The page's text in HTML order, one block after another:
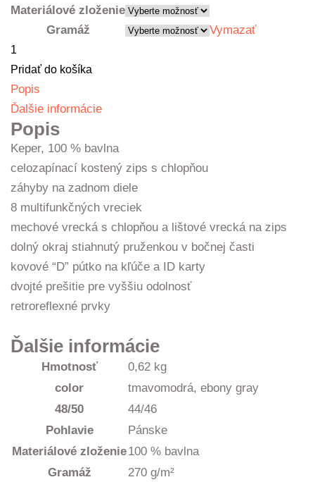
Materiálové zloženie
Gramáž
Vymazať
množstvo
Pracovná
vesta
pánska
Pridať do košíka
Popis
Ďalšie informácie
Popis
Keper, 100 % bavlna
celozapínací kostený zips s chlopňou
záhyby na zadnom diele
8 multifunkčných vreciek
mechové vrecká s chlopňou a lištové vrecká na zips
dolný okraj stiahnutý pruženkou v bočnej časti
kovové “D” pútko na kľúče a ID karty
dvojté prešitie pre vyššiu odolnosť
retroreflexné prvky
Ďalšie informácie
Hmotnosť
0,62 kg
color
tmavomodrá, ebony gray
48/50
44/46
Pohlavie
Pánske
Materiálové zloženie100 % bavlna
Gramáž
270 g/m²